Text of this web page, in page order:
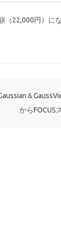
22,000円）にな
＆
からFOCUS